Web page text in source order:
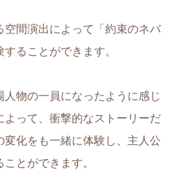
空間演出によって「約束のネバ
ることができます。
物の一員になったように感じ
よって、衝撃的なストーリーだ
化をも一緒に体験し、主人公
とができます。